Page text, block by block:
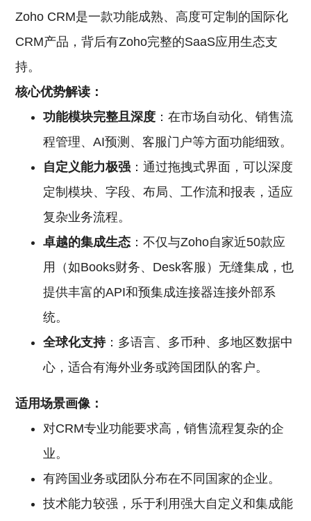
Zoho CRM是一款功能成熟、高度可定制的国际化
CRM产品，背后有Zoho完整的SaaS应用生态支
持。
核心优势解读：
功能模块完整且深度 ：在市场自动化、销售流
程管理、AI预测、客服门户等方面功能细致。
自定义能力极强 ：通过拖拽式界面，可以深度
定制模块、字段、布局、工作流和报表，适应
复杂业务流程。
卓越的集成生态 ：不仅与Zoho自家近50款应
用（如Books财务、Desk客服）无缝集成，也
提供丰富的API和预集成连接器连接外部系
统。
全球化支持：多语言、多币种、多地区数据中
心，适合有海外业务或跨国团队的客户。
适用场景画像：
对CRM专业功能要求高，销售流程复杂的企
业。
有跨国业务或团队分布在不同国家的企业。
技术能力较强，乐于利用强大自定义和集成能